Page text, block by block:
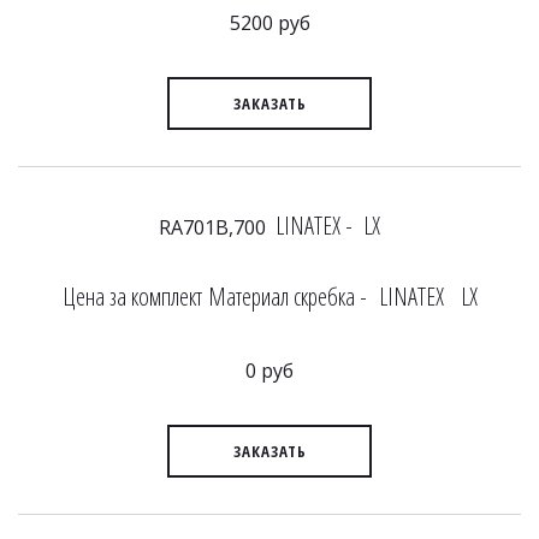
5200 руб
ЗАКАЗАТЬ
RA701B,700 LINATEX - LX
Цена за комплект Материал скребка - LINATEX LX
0 руб
ЗАКАЗАТЬ